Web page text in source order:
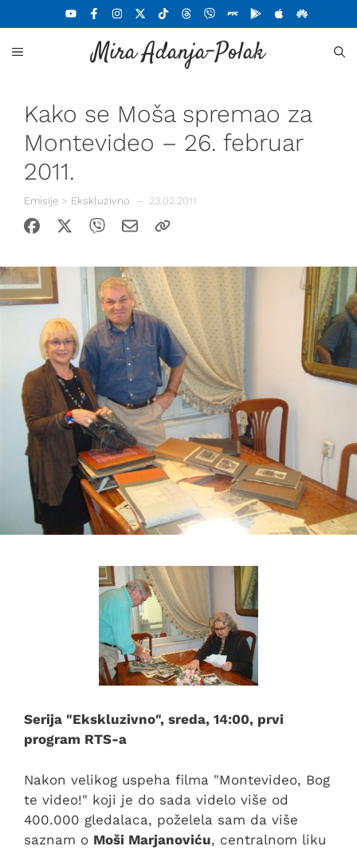
na
sadržaj
Mira Adanja-Polak
MENU
Kako se Moša spremao za
Montevideo – 26. februar
2011.
Emisije > Ekskluzivno – 23.02.2011
Serija "Ekskluzivno", sreda, 14:00, prvi
program RTS-a
Nakon velikog uspeha filma "Montevideo, Bog
te video!" koji je do sada videlo više od
400.000 gledalaca, poželela sam da više
saznam o Moši Marjanoviću, centralnom liku